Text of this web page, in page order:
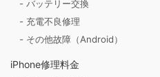
- バッテリー交換
- 充電不良修理
- その他故障（Android）
iPhone修理料金